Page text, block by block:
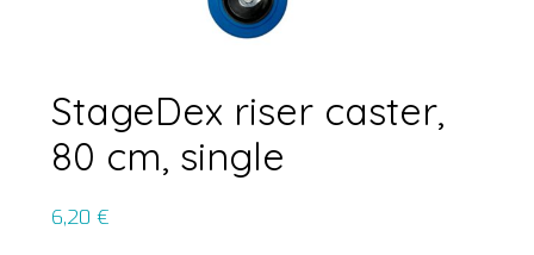
StageDex riser caster,
80 cm, single
6,20 €